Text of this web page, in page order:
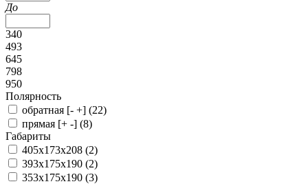
До
340
493
645
798
950
Полярность
обратная [- +] (22)
прямая [+ -] (8)
Габариты
405x173x208 (2)
393x175x190 (2)
353x175x190 (3)